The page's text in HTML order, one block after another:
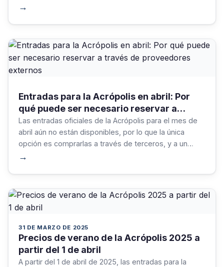
→
Entradas para la Acrópolis en abril: Por
qué puede ser necesario reservar a
través de proveedores externos
Las entradas oficiales de la Acrópolis para el mes de
abril aún no están disponibles, por lo que la única
opción es comprarlas a través de terceros, y a un
→
31 DE MARZO DE 2025
Precios de verano de la Acrópolis 2025 a
partir del 1 de abril
A partir del 1 de abril de 2025, las entradas para la